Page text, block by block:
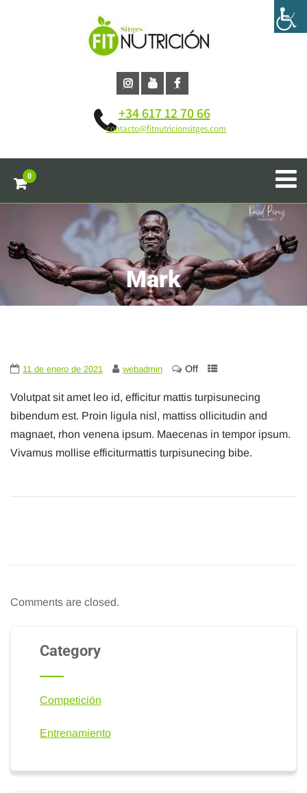
+34 617 12 70 66
contacto@fitnutricionsitges.com
0
Mark
11 de enero de 2021 webadmin Off
Volutpat sit amet leo id, efficitur mattis turpisunecing
bibendum est. Proin ligula nisl, mattiss ollicitudin and
magnaet, rhon venena ipsum. Maecenas in tempor ipsum.
Vivamus mollise efficiturmattis turpisunecing bibe.
Comments are closed.
Category
Competición
Entrenamiento